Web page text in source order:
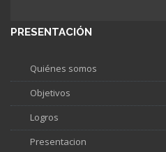
PRESENTACIÓN
Quiénes somos
Objetivos
Logros
Presentacion